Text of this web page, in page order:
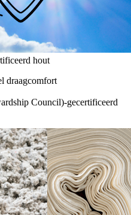
hout
draagcomfort
Council)-gecertificeerd